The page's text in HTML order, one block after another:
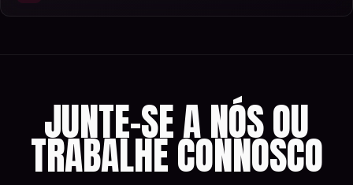
JUNTE-SE A NÓS OU
TRABALHE CONNOSCO